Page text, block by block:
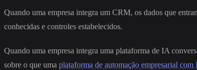
Quando uma empresa integra um CRM, os dados que
conhecidas e controles estabelecidos.
Quando uma empresa integra uma plataforma de IA
sobre o que uma plataforma de automação empresarial